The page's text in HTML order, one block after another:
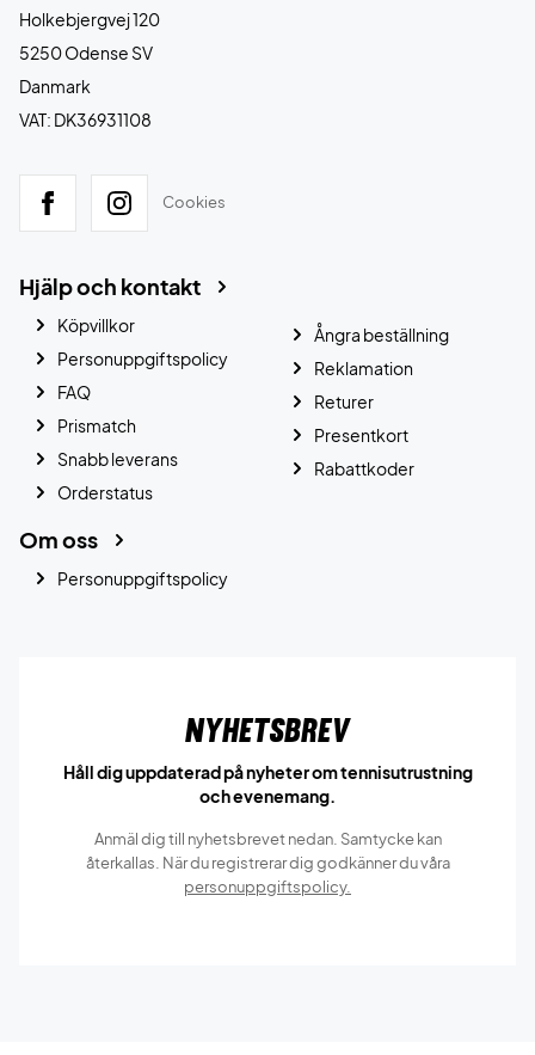
Holkebjergvej 120
5250 Odense SV
Danmark
VAT: DK36931108
Cookies
Hjälp och kontakt
Köpvillkor
Personuppgiftspolicy
FAQ
Prismatch
Snabb leverans
Orderstatus
Ångra beställning
Reklamation
Returer
Presentkort
Rabattkoder
Om oss
Personuppgiftspolicy
Nyhetsbrev
Håll dig uppdaterad på nyheter om tennisutrustning
och evenemang.
Anmäl dig till nyhetsbrevet nedan. Samtycke kan
återkallas. När du registrerar dig godkänner du våra
personuppgiftspolicy.